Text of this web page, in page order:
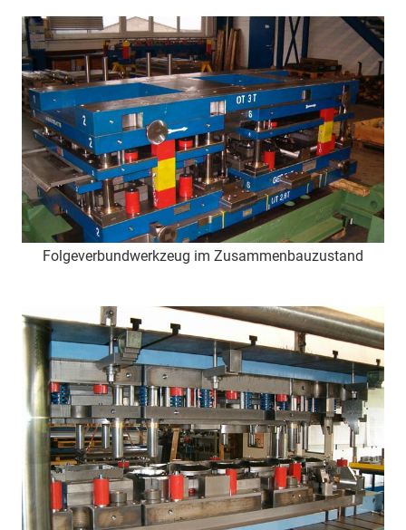
Folgeverbundwerkzeug im Zusammenbauzustand